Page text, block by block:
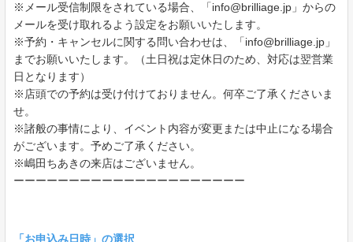
※メール受信制限をされている場合、「info@brilliage.jp」からの
メールを受け取れるよう設定をお願いいたします。
※予約・キャンセルに関する問い合わせは、「info@brilliage.jp」
までお願いいたします。（土日祝は定休日のため、対応は翌営業
日となります）
※店頭での予約は受け付けておりません。何卒ご了承くださいま
せ。
※諸般の事情により、イベント内容が変更または中止になる場合
がございます。予めご了承ください。
※嶋田ちあきの来店はございません。
ーーーーーーーーーーーーーーーーーーーーー
「お申込み日時」の選択